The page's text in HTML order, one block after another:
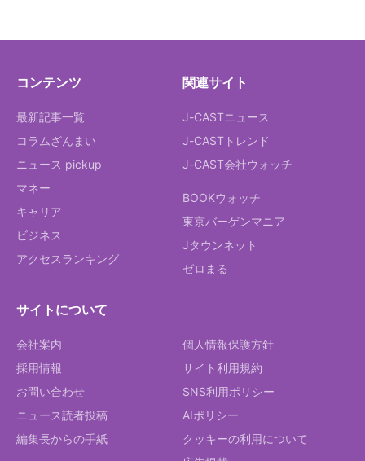
コンテンツ
最新記事一覧
コラムざんまい
ニュース pickup
マネー
キャリア
ビジネス
アクセスランキング
関連サイト
J-CASTニュース
J-CASTトレンド
J-CAST会社ウォッチ
BOOKウォッチ
東京バーゲンマニア
Jタウンネット
ゼロまる
サイトについて
会社案内
採用情報
お問い合わせ
ニュース読者投稿
編集長からの手紙
個人情報保護方針
サイト利用規約
SNS利用ポリシー
AIポリシー
クッキーの利用について